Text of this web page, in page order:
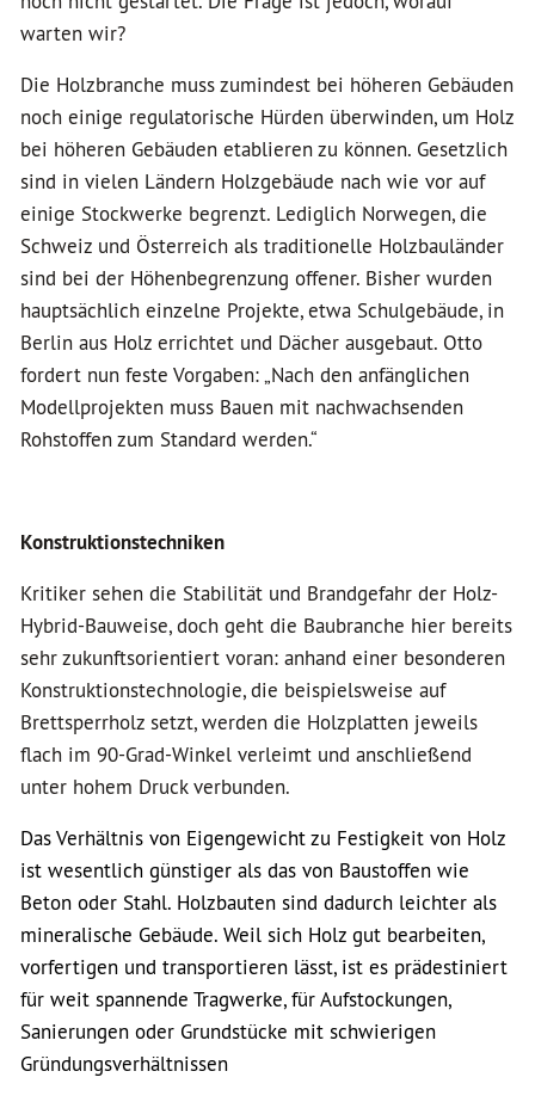
warten wir?
Die Holzbranche muss zumindest bei höheren Gebäuden
noch einige regulatorische Hürden überwinden, um Holz
bei höheren Gebäuden etablieren zu können. Gesetzlich
sind in vielen Ländern Holzgebäude nach wie vor auf
einige Stockwerke begrenzt. Lediglich Norwegen, die
Schweiz und Österreich als traditionelle Holzbauländer
sind bei der Höhenbegrenzung offener. Bisher wurden
hauptsächlich einzelne Projekte, etwa Schulgebäude, in
Berlin aus Holz errichtet und Dächer ausgebaut. Otto
fordert nun feste Vorgaben: „Nach den anfänglichen
Modellprojekten muss Bauen mit nachwachsenden
Rohstoffen zum Standard werden.“
Konstruktionstechniken
Kritiker sehen die Stabilität und Brandgefahr der Holz-
Hybrid-Bauweise, doch geht die Baubranche hier bereits
sehr zukunftsorientiert voran: anhand einer besonderen
Konstruktionstechnologie, die beispielsweise auf
Brettsperrholz setzt, werden die Holzplatten jeweils
flach im 90-Grad-Winkel verleimt und anschließend
unter hohem Druck verbunden.
Das Verhältnis von Eigengewicht zu Festigkeit von Holz
ist wesentlich günstiger als das von Baustoffen wie
Beton oder Stahl. Holzbauten sind dadurch leichter als
mineralische Gebäude. Weil sich Holz gut bearbeiten,
vorfertigen und transportieren lässt, ist es prädestiniert
für weit spannende Tragwerke, für Aufstockungen,
Sanierungen oder Grundstücke mit schwierigen
Gründungsverhältnissen